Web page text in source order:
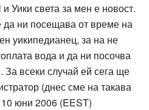
Уики света за мен е новост.
ни посещава от време на
уикипедианец, за на не
вода и да ни посочва
За всеки случай ей сега ще
(днес сме на такава
юни 2006 (EEST)